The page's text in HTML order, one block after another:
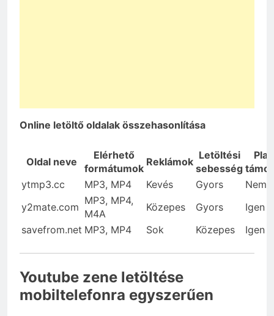
Online letöltő oldalak összehasonlítása
Oldal neve
Elérhető
formátumok
Reklámok
Letöltési
sebesség
ytmp3.cc
MP3, MP4 Kevés Gyors
Nem
y2mate.com
MP3, MP4,
M4A
Közepes Gyors
Igen
savefrom.net MP3, MP4 Sok Közepes Igen
Youtube zene letöltése
mobiltelefonra egyszerűen